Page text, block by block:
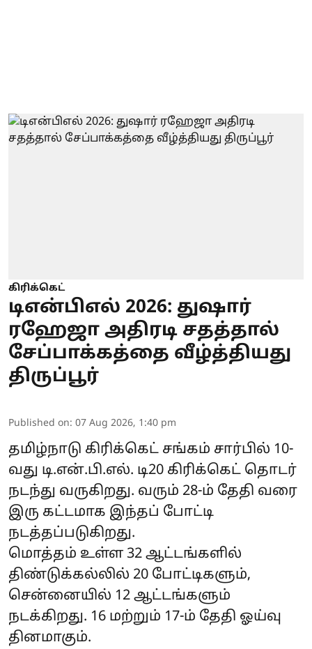
கிரிக்கெட்
டிஎன்பிஎல் 2026: துஷார்
ரஹேஜா அதிரடி சதத்தால்
சேப்பாக்கத்தை வீழ்த்தியது
திருப்பூர்
Published on: 07 Aug 2026, 1:40 pm
தமிழ்நாடு கிரிக்கெட் சங்கம் சார்பில் 10-
வது டி.என்.பி.எல். டி20 கிரிக்கெட் தொடர்
நடந்து வருகிறது. வரும் 28-ம் தேதி வரை
இரு கட்டமாக இந்தப் போட்டி
நடத்தப்படுகிறது.
மொத்தம் உள்ள 32 ஆட்டங்களில்
திண்டுக்கல்லில் 20 போட்டிகளும்,
சென்னையில் 12 ஆட்டங்களும்
நடக்கிறது. 16 மற்றும் 17-ம் தேதி ஓய்வு
தினமாகும்.